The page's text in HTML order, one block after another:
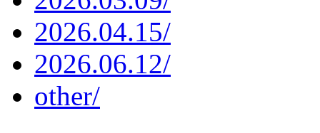
2026.04.15/
2026.06.12/
other/